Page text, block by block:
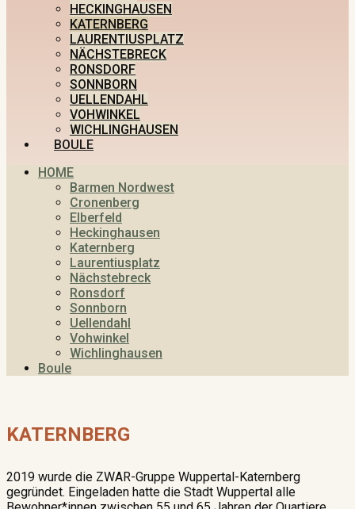
HECKINGHAUSEN
KATERNBERG
LAURENTIUSPLATZ
NÄCHSTEBRECK
RONSDORF
SONNBORN
UELLENDAHL
VOHWINKEL
WICHLINGHAUSEN
BOULE
HOME
Barmen Nordwest
Cronenberg
Elberfeld
Heckinghausen
Katernberg
Laurentiusplatz
Nächstebreck
Ronsdorf
Sonnborn
Uellendahl
Vohwinkel
Wichlinghausen
Boule
KATERNBERG
2019 wurde die ZWAR-Gruppe Wuppertal-Katernberg
gegründet. Eingeladen hatte die Stadt Wuppertal alle